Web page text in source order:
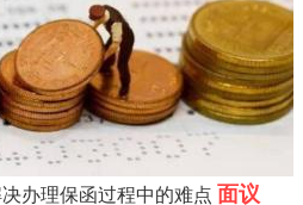
办理保函过程中的难点 面议